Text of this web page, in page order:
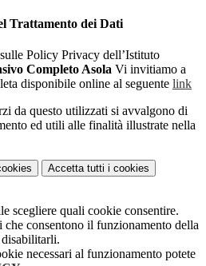
Trattamento dei Dati
Policy Privacy dell’Istituto
Completo Asola Vi invitiamo a
disponibile online al seguente link
da questo utilizzati si avvalgono di
ed utili alle finalità illustrate nella
Accetta tutti i cookies
scegliere quali cookie consentire.
che consentono il funzionamento della
necessari al funzionamento potete